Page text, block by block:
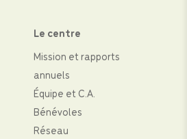
Le centre
Mission et rapports
annuels
Équipe et C.A.
Bénévoles
Réseau